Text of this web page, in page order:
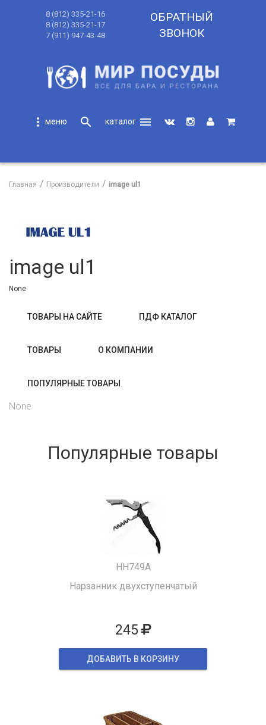
8 (812) 335-21-16
8 (812) 335-21-17
7 (911) 947-43-48
ОБРАТНЫЙ
ЗВОНОК
more_vert search
menu
Главная Производители image ul1
image ul1
None
ТОВАРЫ НА САЙТЕ ПДФ КАТАЛОГ
ТОВАРЫ О КОМПАНИИ
ПОПУЛЯРНЫЕ ТОВАРЫ
None
Популярные товары
HH749A
Нарзанник двухступенчатый
245
ДОБАВИТЬ В КОРЗИНУ